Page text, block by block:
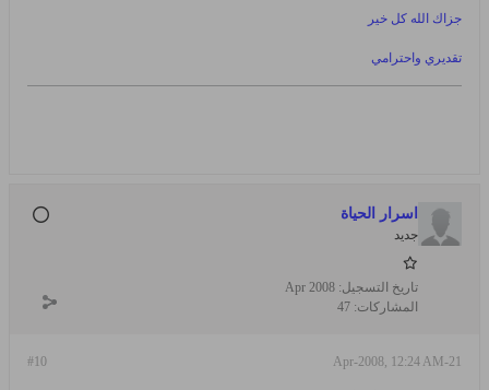
جزاك الله كل خير
تقديري واحترامي
اسرار الحياة
جديد
تاريخ التسجيل: Apr 2008
المشاركات: 47
#10 21-Apr-2008, 12:24 AM